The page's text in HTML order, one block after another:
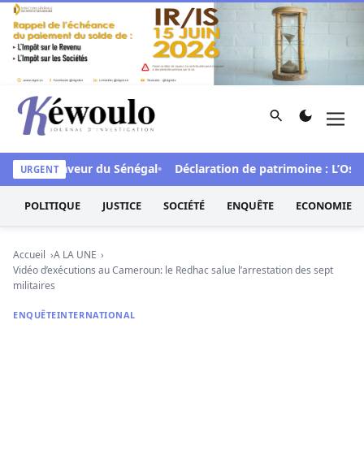
Aller au contenu
Kéwoulo, le premier site d'information et d'investigation
Rechercher
URGENT
en faveur du Sénégal Déclaration de patrimoine :
POLITIQUE JUSTICE SOCIÉTÉ ENQUÊTE ECONOMIE
Accueil
A LA UNE
Vidéo d’exécutions au Cameroun: le Redhac salue l’arrestation des sept
militaires
ENQUÊTEINTERNATIONAL